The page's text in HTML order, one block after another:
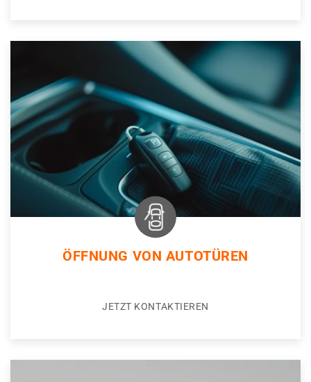
ÖFFNUNG VON AUTOTÜREN
JETZT KONTAKTIEREN